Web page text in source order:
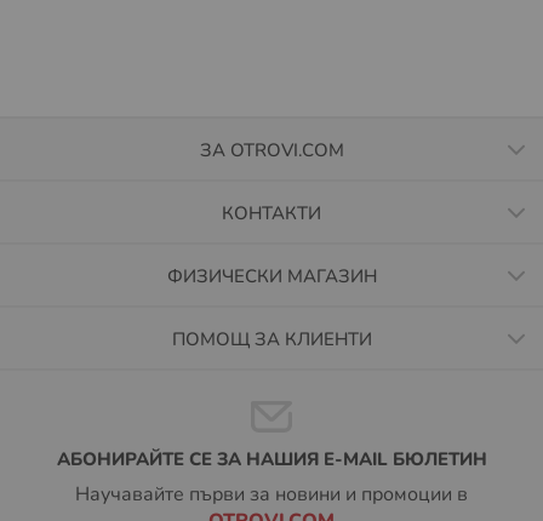
ЗА OTROVI.COM
КОНТАКТИ
ФИЗИЧЕСКИ МАГАЗИН
ПОМОЩ ЗА КЛИЕНТИ
АБОНИРАЙТЕ СЕ ЗА НАШИЯ E-MAIL БЮЛЕТИН
Научавайте първи за новини и промоции в